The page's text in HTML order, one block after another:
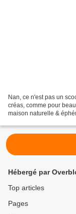
Nan, ce n'est pas un
créas, comme pour
maison naturelle &
Hébergé par
Top articles
Pages